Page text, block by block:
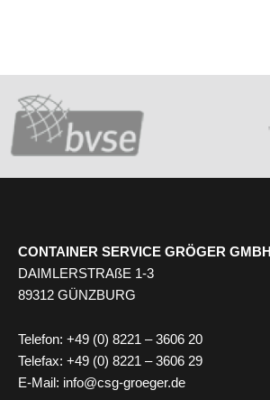
CONTAINER SERVICE GRÖGER GMBH
DAIMLERSTRAßE 1-3
89312 GÜNZBURG
Telefon: +49 (0) 8221 – 3606 20
Telefax: +49 (0) 8221 – 3606 29
E-Mail: info@csg-groeger.de